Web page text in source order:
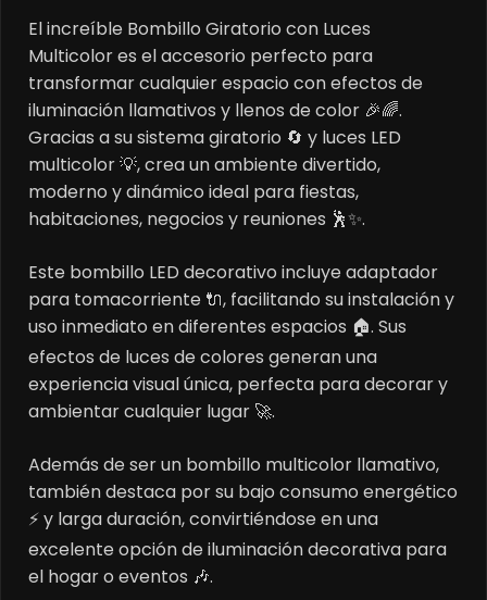
El increíble Bombillo Giratorio con Luces
Multicolor es el accesorio perfecto para
transformar cualquier espacio con efectos de
iluminación llamativos y llenos de color 🎉🌈.
Gracias a su sistema giratorio 🔄 y luces LED
multicolor 💡, crea un ambiente divertido,
moderno y dinámico ideal para fiestas,
habitaciones, negocios y reuniones 🕺✨.
Este bombillo LED decorativo incluye adaptador
para tomacorriente 🔌, facilitando su instalación y
uso inmediato en diferentes espacios 🏠. Sus
efectos de luces de colores generan una
experiencia visual única, perfecta para decorar y
ambientar cualquier lugar 🚀.
Además de ser un bombillo multicolor llamativo,
también destaca por su bajo consumo energético
⚡ y larga duración, convirtiéndose en una
excelente opción de iluminación decorativa para
el hogar o eventos 🎶.